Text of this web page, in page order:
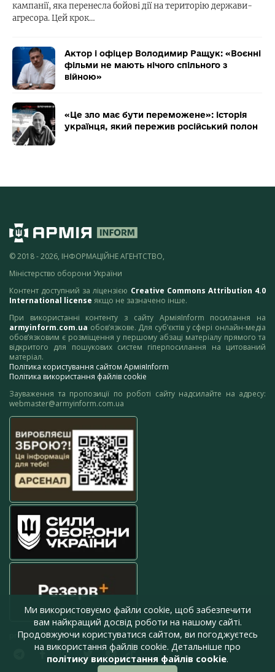
кампанії, яка перенесла бойові дії на територію держави-
агресора. Цей крок…
Актор і офіцер Володимир Ращук: «Воєнні
фільми не мають нічого спільного з
війною»
«Це зло має бути переможене»: історія
українця, який пережив російський полон
© 2018 - 2026, ІНФОРМАЦІЙНЕ АГЕНТСТВО,
Міністерство оборони України
Контент доступний за ліцензією Creative Commons Attribution 4.0
International license якщо не зазначено інше.
При використанні контенту з сайту АрміяInform посилання на
armyinform.com.ua обов’язкове. Для суб’єктів у сфері онлайн-медіа
обов’язковим є розміщення у першому абзаці матеріалу прямого та
відкритого для пошукових систем гіперпосилання на цитований
матеріал.
Політика користування сайтом АрміяInform
Політика використання файлів cookie
Зауваження та пропозиції по роботі сайту надсилайте на адресу:
webmaster@armyinform.com.ua
press@armyinform.com.ua
Ми використовуємо файли cookie, щоб забезпечити
вам найкращий досвід роботи на нашому сайті.
Продовжуючи користуватися сайтом, ви погоджуєтесь
на використання файлів cookie. Детальніше про
політику використання файлів cookie.